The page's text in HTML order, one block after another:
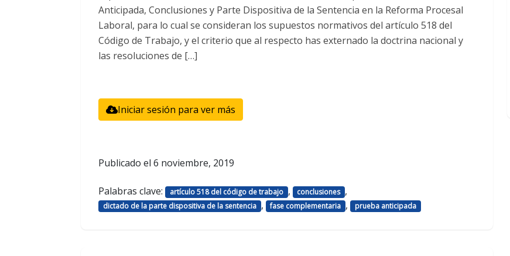
Anticipada, Conclusiones y Parte Dispositiva de la Sentencia en la Reforma Procesal
Laboral, para lo cual se consideran los supuestos normativos del artículo 518 del
Código de Trabajo, y el criterio que al respecto has externado la doctrina nacional y
las resoluciones de […]
Iniciar sesión para ver más
Publicado el 6 noviembre, 2019
Palabras clave: artículo 518 del código de trabajo , conclusiones ,
dictado de la parte dispositiva de la sentencia , fase complementaria , prueba anticipada